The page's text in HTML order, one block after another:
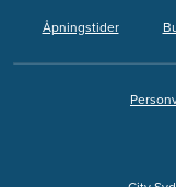
Åpningstider